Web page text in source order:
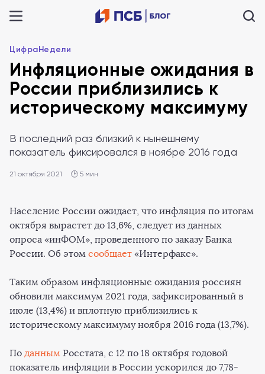
ЦифраНедели
Инфляционные ожидания в
России приблизились к
историческому максимуму
В последний раз близкий к нынешнему
показатель фиксировался в ноябре 2016 года
21 октября 2021 🕒 5 мин
Население России ожидает, что инфляция по итогам
октября вырастет до 13,6%, следует из данных
опроса «инФОМ», проведенного по заказу Банка
России. Об этом сообщает «Интерфакс».
Таким образом инфляционные ожидания россиян
обновили максимум 2021 года, зафиксированный в
июле (13,4%) и вплотную приблизились к
историческому максимуму ноября 2016 года (13,7%).
По данным Росстата, с 12 по 18 октября годовой
показатель инфляции в России ускорился до 7,78-